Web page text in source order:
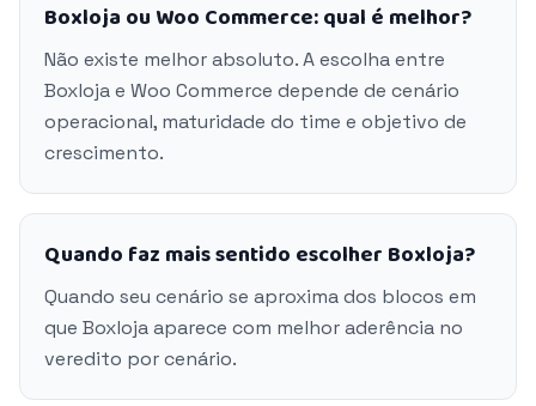
Boxloja ou Woo Commerce: qual é melhor?
Não existe melhor absoluto. A escolha entre
Boxloja e Woo Commerce depende de cenário
operacional, maturidade do time e objetivo de
crescimento.
Quando faz mais sentido escolher Boxloja?
Quando seu cenário se aproxima dos blocos em
que Boxloja aparece com melhor aderência no
veredito por cenário.